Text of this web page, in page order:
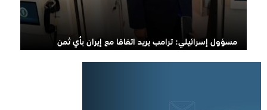
مسؤول إسرائيلي: ترامب يريد اتفاقا مع إيران بأي ثمن